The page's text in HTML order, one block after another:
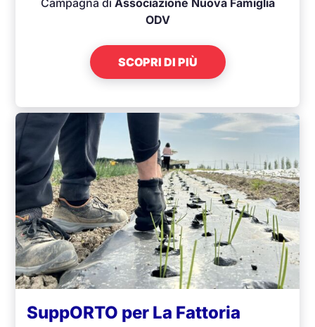
Campagna di Associazione Nuova Famiglia
ODV
SCOPRI DI PIÙ
SuppORTO per La Fattoria